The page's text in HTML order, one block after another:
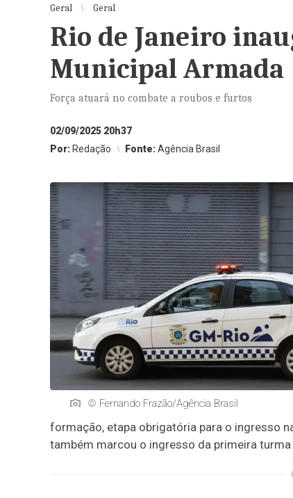
Geral Geral
Rio de Janeiro
Municipal Armada
Força atuará no combate a roubos e furtos
02/09/2025 20h37
Por: Redação Fonte:Agência Brasil
© Fernando Frazão/Agência Brasil
formação, etapa obrigatória para o ingresso
também marcou o ingresso da primeira